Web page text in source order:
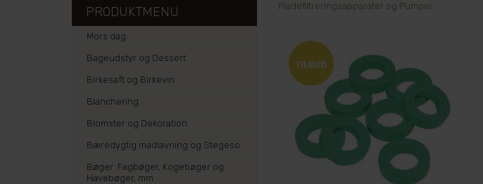
Pladefiltreringsapparater og Pumper
PRODUKTMENU
Mors dag
Bageudstyr og Dessert
Birkesaft og Birkevin
Blanchering
Blomster og Dekoration
Bæredygtig madlavning og Stegeso
Bøger: Fagbøger, Kogebøger og
Havebøger, mm